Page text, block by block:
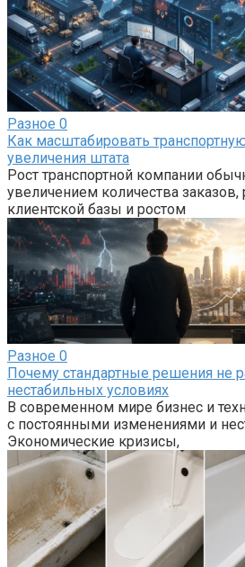
Разное 0
Как масштабировать
увеличения штата
Рост транспортной компании
увеличением количества
клиентской базы и ростом
Разное 0
Почему стандартные решения не
нестабильных условиях
В современном мире бизнес и
с постоянными изменениями и
Экономические кризисы,